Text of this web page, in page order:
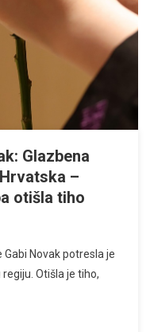
Glazbena
–
otišla tiho
Novak potresla je
Otišla je tiho,